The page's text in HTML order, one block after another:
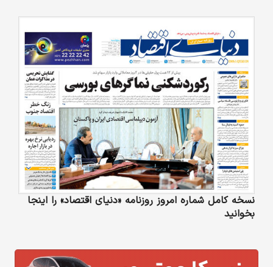
نسخه کامل شماره امروز روزنامه «دنیای‌ اقتصاد» را اینجا
بخوانید